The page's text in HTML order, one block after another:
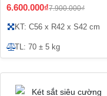
6.600.000₫7.900.000₫
KT: C56 x R42 x S42 cm
TL: 70 ± 5 kg